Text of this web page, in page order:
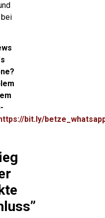
https://bit.ly/